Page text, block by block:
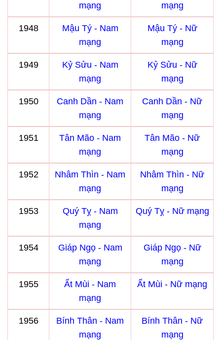
mạng
mạng
1948
Mậu Tý - Nam
mạng
Mậu Tý - Nữ
mạng
1949
Kỷ Sửu - Nam
mạng
Kỷ Sửu - Nữ
mạng
1950
Canh Dần - Nam
mạng
Canh Dần - Nữ
mạng
1951
Tân Mão - Nam
mạng
Tân Mão - Nữ
mạng
1952
Nhâm Thìn - Nam
mạng
Nhâm Thìn - Nữ
mạng
1953
Quý Tỵ - Nam
mạng
Quý Tỵ - Nữ mạng
1954
Giáp Ngọ - Nam
mạng
Giáp Ngọ - Nữ
mạng
1955
Ất Mùi - Nam
mạng
Ất Mùi - Nữ mạng
1956
Bính Thân - Nam
mạng
Bính Thân - Nữ
mạng